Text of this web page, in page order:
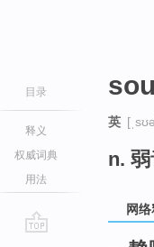
目录
释义
权威词典
用法
英
n.
网络